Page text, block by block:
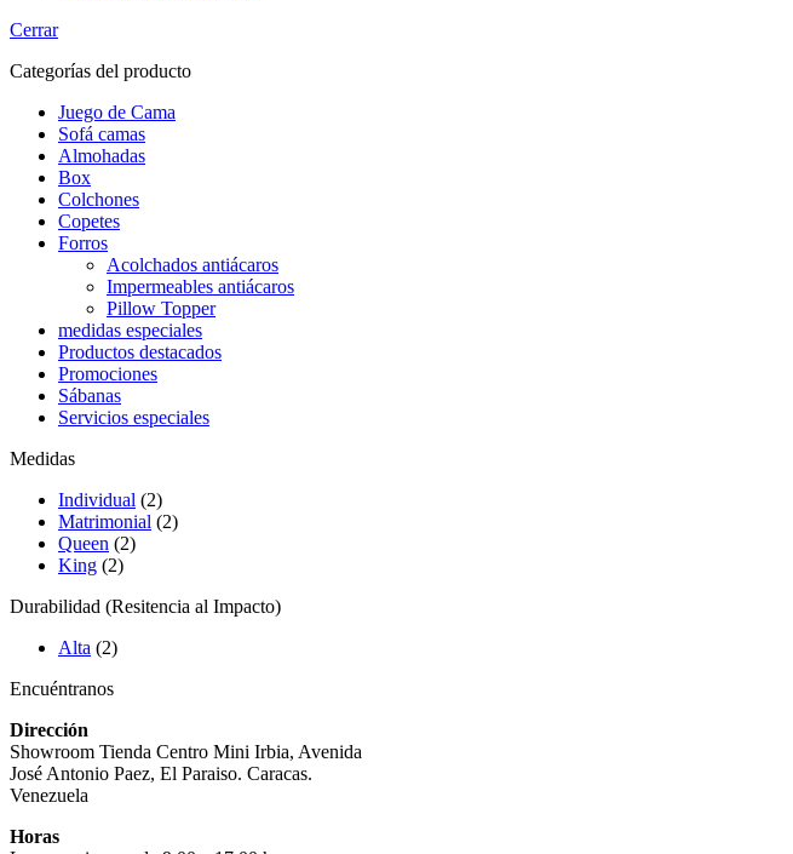
Cerrar
Categorías del producto
Juego de Cama
Sofá camas
Almohadas
Box
Colchones
Copetes
Forros
Acolchados antiácaros
Impermeables antiácaros
Pillow Topper
medidas especiales
Productos destacados
Promociones
Sábanas
Servicios especiales
Medidas
Individual (2)
Matrimonial (2)
Queen (2)
King (2)
Durabilidad (Resitencia al Impacto)
Alta (2)
Encuéntranos
Dirección
Showroom Tienda Centro Mini Irbia, Avenida
José Antonio Paez, El Paraiso. Caracas.
Venezuela
Horas